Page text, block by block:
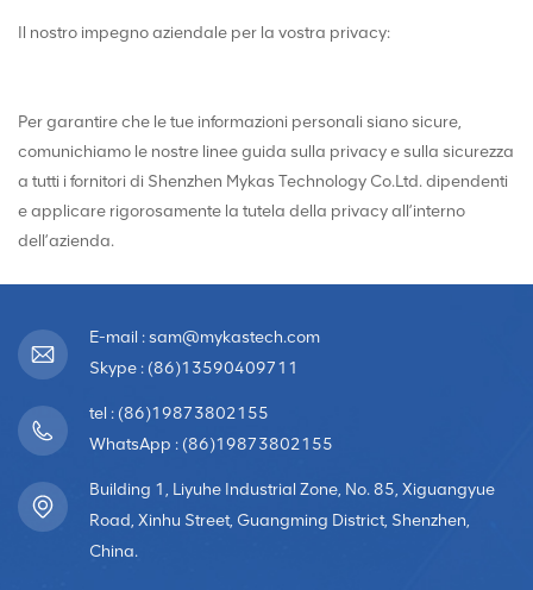
Il nostro impegno aziendale per la vostra privacy:
Per garantire che le tue informazioni personali siano sicure,
comunichiamo le nostre linee guida sulla privacy e sulla sicurezza
a tutti i fornitori di Shenzhen Mykas Technology Co.Ltd. dipendenti
e applicare rigorosamente la tutela della privacy all’interno
dell’azienda.
E-mail : sam@mykastech.com
Skype : (86)13590409711
tel : (86)19873802155
WhatsApp : (86)19873802155
Building 1, Liyuhe Industrial Zone, No. 85, Xiguangyue
Road, Xinhu Street, Guangming District, Shenzhen,
China.